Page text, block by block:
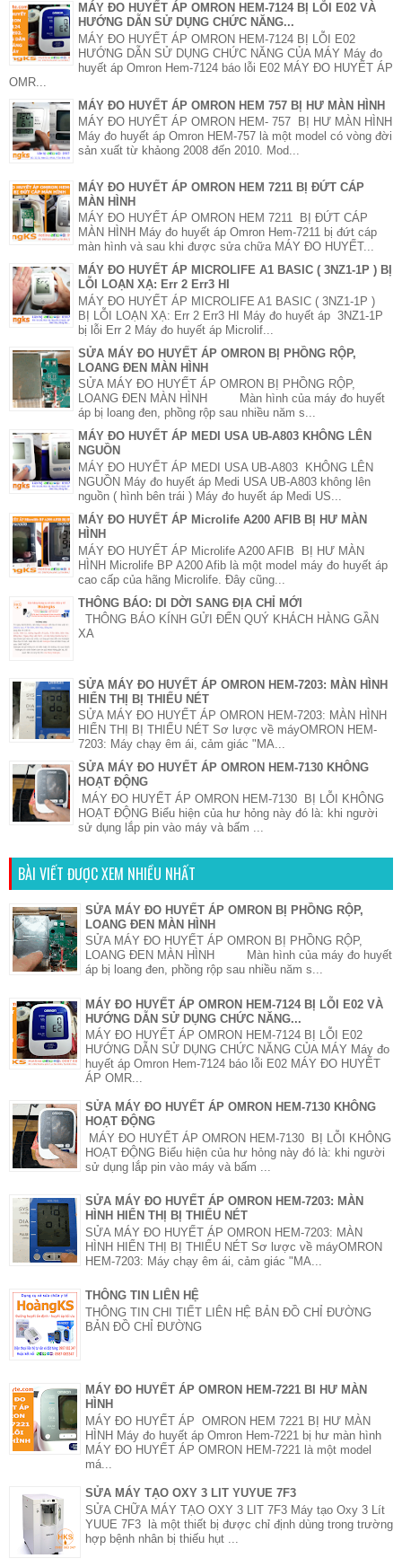
MÁY ĐO HUYẾT ÁP OMRON HEM-7124 BỊ LỖI E02 VÀ
HƯỚNG DẪN SỬ DỤNG CHỨC NĂNG...
MÁY ĐO HUYẾT ÁP OMRON HEM-7124 BỊ LỖI E02
HƯỚNG DẪN SỬ DỤNG CHỨC NĂNG CỦA MÁY Máy đo
huyết áp Omron Hem-7124 báo lỗi E02 MÁY ĐO HUYẾT ÁP
OMR...
MÁY ĐO HUYẾT ÁP OMRON HEM 757 BỊ HƯ MÀN HÌNH
MÁY ĐO HUYẾT ÁP OMRON HEM- 757 BỊ HƯ MÀN HÌNH
Máy đo huyết áp Omron HEM-757 là một model có vòng đời
sản xuất từ khảong 2008 đến 2010. Mod...
MÁY ĐO HUYẾT ÁP OMRON HEM 7211 BỊ ĐỨT CÁP
MÀN HÌNH
MÁY ĐO HUYẾT ÁP OMRON HEM 7211 BỊ ĐỨT CÁP
MÀN HÌNH Máy đo huyết áp Omron Hem-7211 bị đứt cáp
màn hình và sau khi được sửa chữa MÁY ĐO HUYẾT...
MÁY ĐO HUYẾT ÁP MICROLIFE A1 BASIC ( 3NZ1-1P ) BỊ
LỖI LOẠN XẠ: Err 2 Err3 HI
MÁY ĐO HUYẾT ÁP MICROLIFE A1 BASIC ( 3NZ1-1P )
BỊ LỖI LOẠN XẠ: Err 2 Err3 HI Máy đo huyết áp 3NZ1-1P
bị lỗi Err 2 Máy đo huyết áp Microlif...
SỬA MÁY ĐO HUYẾT ÁP OMRON BỊ PHỒNG RỘP,
LOANG ĐEN MÀN HÌNH
SỬA MÁY ĐO HUYẾT ÁP OMRON BỊ PHỒNG RỘP,
LOANG ĐEN MÀN HÌNH Màn hình của máy đo huyết
áp bị loang đen, phồng rộp sau nhiều năm s...
MÁY ĐO HUYẾT ÁP MEDI USA UB-A803 KHÔNG LÊN
NGUỒN
MÁY ĐO HUYẾT ÁP MEDI USA UB-A803 KHÔNG LÊN
NGUỒN Máy đo huyết áp Medi USA UB-A803 không lên
nguồn ( hình bên trái ) Máy đo huyết áp Medi US...
MÁY ĐO HUYẾT ÁP Microlife A200 AFIB BỊ HƯ MÀN
HÌNH
MÁY ĐO HUYẾT ÁP Microlife A200 AFIB BỊ HƯ MÀN
HÌNH Microlife BP A200 Afib là một model máy đo huyết áp
cao cấp của hãng Microlife. Đây cũng...
THÔNG BÁO: DI DỜI SANG ĐỊA CHỈ MỚI
THÔNG BÁO KÍNH GỬI ĐẾN QUÝ KHÁCH HÀNG GẦN
XA
SỬA MÁY ĐO HUYẾT ÁP OMRON HEM-7203: MÀN HÌNH
HIỂN THỊ BỊ THIẾU NÉT
SỬA MÁY ĐO HUYẾT ÁP OMRON HEM-7203: MÀN HÌNH
HIỂN THỊ BỊ THIẾU NÉT Sơ lược về máyOMRON HEM-
7203: Máy chạy êm ái, cảm giác "MA...
SỬA MÁY ĐO HUYẾT ÁP OMRON HEM-7130 KHÔNG
HOẠT ĐỘNG
MÁY ĐO HUYẾT ÁP OMRON HEM-7130 BỊ LỖI KHÔNG
HOẠT ĐỘNG Biểu hiện của hư hỏng này đó là: khi người
sử dụng lắp pin vào máy và bấm ...
BÀI VIẾT ĐƯỢC XEM NHIỀU NHẤT
SỬA MÁY ĐO HUYẾT ÁP OMRON BỊ PHỒNG RỘP,
LOANG ĐEN MÀN HÌNH
SỬA MÁY ĐO HUYẾT ÁP OMRON BỊ PHỒNG RỘP,
LOANG ĐEN MÀN HÌNH Màn hình của máy đo huyết
áp bị loang đen, phồng rộp sau nhiều năm s...
MÁY ĐO HUYẾT ÁP OMRON HEM-7124 BỊ LỖI E02 VÀ
HƯỚNG DẪN SỬ DỤNG CHỨC NĂNG...
MÁY ĐO HUYẾT ÁP OMRON HEM-7124 BỊ LỖI E02
HƯỚNG DẪN SỬ DỤNG CHỨC NĂNG CỦA MÁY Máy đo
huyết áp Omron Hem-7124 báo lỗi E02 MÁY ĐO HUYẾT
ÁP OMR...
SỬA MÁY ĐO HUYẾT ÁP OMRON HEM-7130 KHÔNG
HOẠT ĐỘNG
MÁY ĐO HUYẾT ÁP OMRON HEM-7130 BỊ LỖI KHÔNG
HOẠT ĐỘNG Biểu hiện của hư hỏng này đó là: khi người
sử dụng lắp pin vào máy và bấm ...
SỬA MÁY ĐO HUYẾT ÁP OMRON HEM-7203: MÀN
HÌNH HIỂN THỊ BỊ THIẾU NÉT
SỬA MÁY ĐO HUYẾT ÁP OMRON HEM-7203: MÀN
HÌNH HIỂN THỊ BỊ THIẾU NÉT Sơ lược về máyOMRON
HEM-7203: Máy chạy êm ái, cảm giác "MA...
THÔNG TIN LIÊN HỆ
THÔNG TIN CHI TIẾT LIÊN HỆ BẢN ĐỒ CHỈ ĐƯỜNG
BẢN ĐỒ CHỈ ĐƯỜNG
MÁY ĐO HUYẾT ÁP OMRON HEM-7221 BI HƯ MÀN
HÌNH
MÁY ĐO HUYẾT ÁP OMRON HEM 7221 BỊ HƯ MÀN
HÌNH Máy đo huyết áp Omron Hem-7221 bị hư màn hình
MÁY ĐO HUYẾT ÁP OMRON HEM-7221 là một model
má...
SỬA MÁY TẠO OXY 3 LIT YUYUE 7F3
SỬA CHỮA MÁY TẠO OXY 3 LIT 7F3 Máy tạo Oxy 3 Lít
YUUE 7F3 là một thiết bị được chỉ định dùng trong trường
hợp bệnh nhân bị thiếu hụt ...